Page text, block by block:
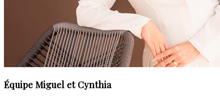
Équipe Miguel et Cynthia